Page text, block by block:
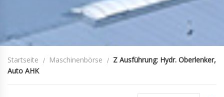
Startseite Maschinenbörse
Z Ausführung: Hydr. Oberlenker,
Auto AHK